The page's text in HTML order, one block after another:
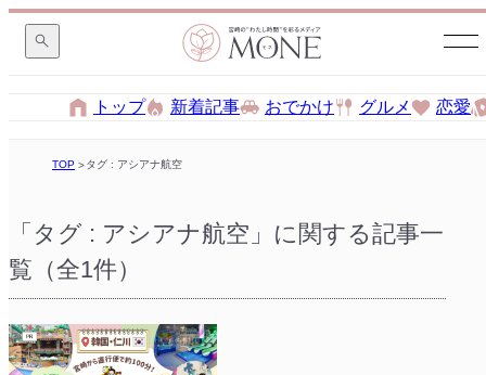
トップ 新着記事 おでかけ グルメ 恋愛
TOP タグ : アシアナ航空
「タグ : アシアナ航空」に関する記事一
覧（全1件）